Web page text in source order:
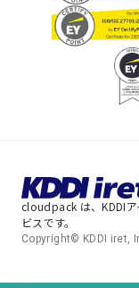
cloudpack は、KDDIア
ビスです。
Copyright© KDDI iret,